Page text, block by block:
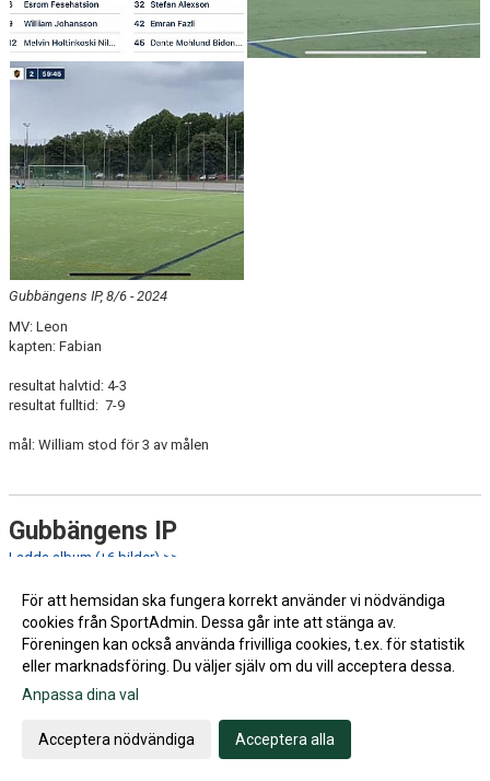
Gubbängens IP, 8/6 - 2024
MV: Leon
kapten: Fabian
resultat halvtid: 4-3
resultat fulltid: 7-9
mål: William stod för 3 av målen
Gubbängens IP
Ladda album (+6 bilder) >>
MV: Leon Andersson
kapten: Leonidas
mål:
Radwan 9’
För att hemsidan ska fungera korrekt använder vi nödvändiga
cookies från SportAdmin. Dessa går inte att stänga av.
Föreningen kan också använda frivilliga cookies, t.ex. för statistik
eller marknadsföring. Du väljer själv om du vill acceptera dessa.
Anpassa dina val
Acceptera nödvändiga Acceptera alla